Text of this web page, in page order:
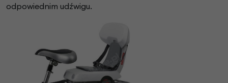
odpowiednim udźwigu.